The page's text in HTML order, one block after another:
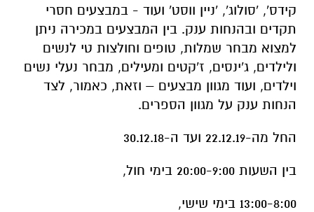
קידס', 'סולוג', 'ניין ווסט' ועוד - במבצעים חסרי
תקדים ובהנחות ענק. בין המבצעים במכירה ניתן
למצוא מבחר שמלות, טופים וחולצות טי לנשים
ולילדים, ג'ינסים, ז'קטים ומעילים, מבחר נעלי נשים
וילדים, ועוד מגוון מבצעים – וזאת, כאמור, לצד
הנחות ענק על מגוון הספרים.
החל מה-22.12.19 ועד ה-30.12.18
בין השעות 20:00-9:00 בימי חול,
13:00-8:00 בימי שישי,